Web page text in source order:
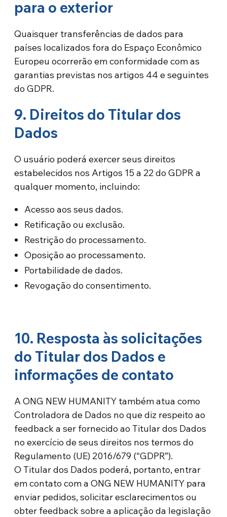
para o exterior
Quaisquer transferências de dados para
países localizados fora do Espaço Econômico
Europeu ocorrerão em conformidade com as
garantias previstas nos artigos 44 e seguintes
do GDPR.
9. Direitos do Titular dos
Dados
O usuário poderá exercer seus direitos
estabelecidos nos Artigos 15 a 22 do GDPR a
qualquer momento, incluindo:
Acesso aos seus dados.
Retificação ou exclusão.
Restrição do processamento.
Oposição ao processamento.
Portabilidade de dados.
Revogação do consentimento.
10. Resposta às solicitações
do Titular dos Dados e
informações de contato
A ONG NEW HUMANITY também atua como
Controladora de Dados no que diz respeito ao
feedback a ser fornecido ao Titular dos Dados
no exercício de seus direitos nos termos do
Regulamento (UE) 2016/679 (“GDPR”).
O Titular dos Dados poderá, portanto, entrar
em contato com a ONG NEW HUMANITY para
enviar pedidos, solicitar esclarecimentos ou
obter feedback sobre a aplicação da legislação